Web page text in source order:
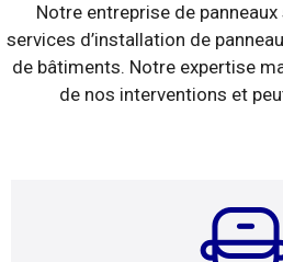
Notre entreprise de
services d’installation de
de bâtiments. Notre expertise
de nos interventions et